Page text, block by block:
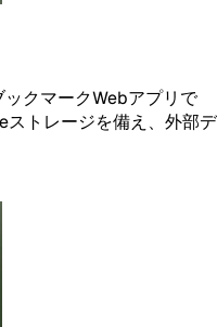
クマークWebアプリで
ストレージを備え、外部デ